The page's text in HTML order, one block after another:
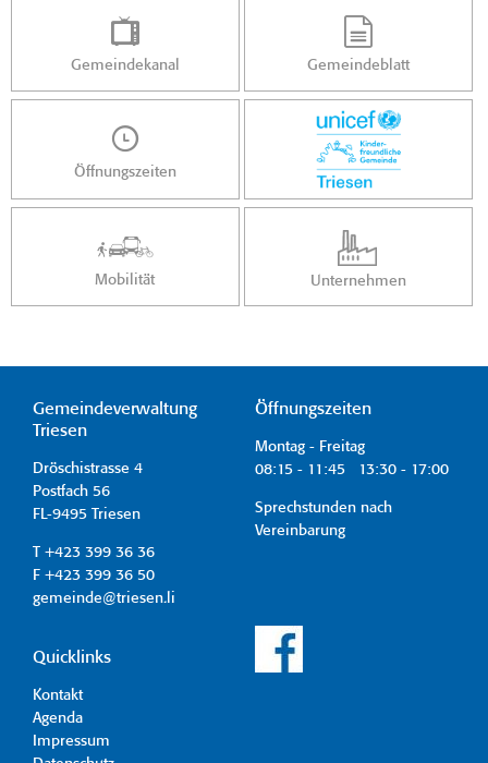
Gemeindekanal Gemeindeblatt
Öffnungszeiten
Mobilität Unternehmen
Gemeindeverwaltung
Triesen
Dröschistrasse 4
Postfach 56
FL-9495 Triesen
T +423 399 36 36
F +423 399 36 50
gemeinde@triesen.li
Öffnungszeiten
Montag - Freitag
08:15 - 11:45 13:30 - 17:00
Sprechstunden nach
Vereinbarung
Quicklinks
Kontakt
Agenda
Impressum